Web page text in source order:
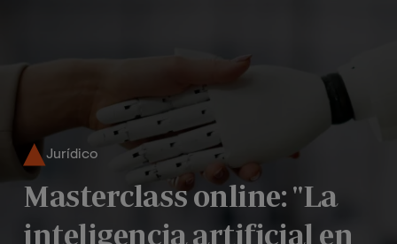
PE
Jurídico
Masterclass online: "La
inteligencia artificial en